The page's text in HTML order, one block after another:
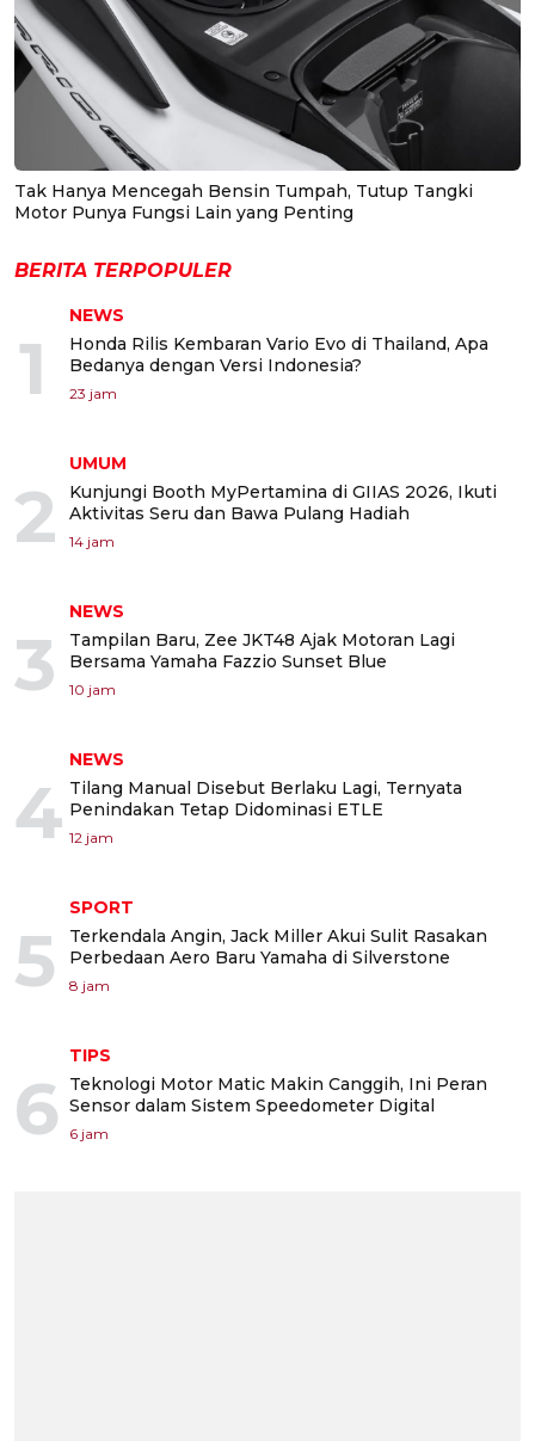
Tak Hanya Mencegah Bensin Tumpah, Tutup Tangki
Motor Punya Fungsi Lain yang Penting
BERITA TERPOPULER
1
NEWS
Honda Rilis Kembaran Vario Evo di Thailand, Apa
Bedanya dengan Versi Indonesia?
23 jam
2
UMUM
Kunjungi Booth MyPertamina di GIIAS 2026, Ikuti
Aktivitas Seru dan Bawa Pulang Hadiah
14 jam
3
NEWS
Tampilan Baru, Zee JKT48 Ajak Motoran Lagi
Bersama Yamaha Fazzio Sunset Blue
10 jam
4
NEWS
Tilang Manual Disebut Berlaku Lagi, Ternyata
Penindakan Tetap Didominasi ETLE
12 jam
5
SPORT
Terkendala Angin, Jack Miller Akui Sulit Rasakan
Perbedaan Aero Baru Yamaha di Silverstone
8 jam
6
TIPS
Teknologi Motor Matic Makin Canggih, Ini Peran
Sensor dalam Sistem Speedometer Digital
6 jam